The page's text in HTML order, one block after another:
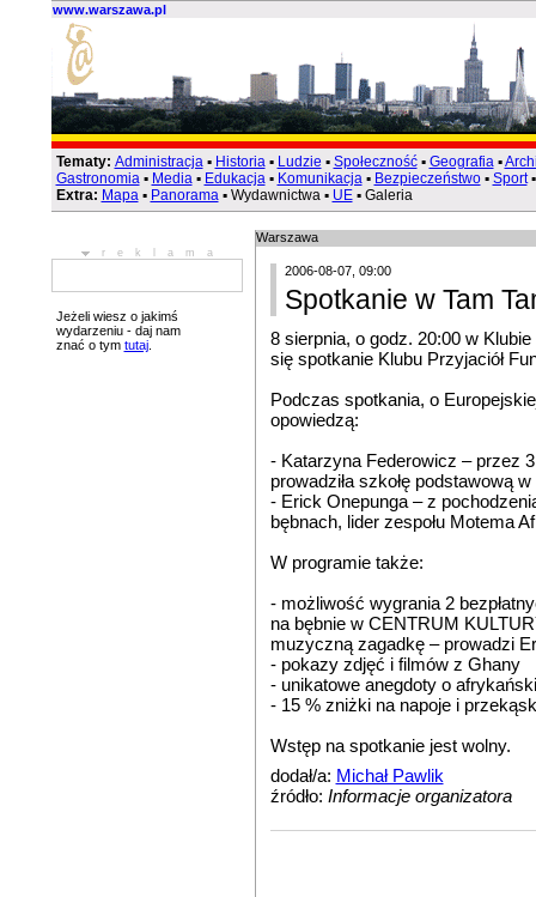
www.warszawa.pl
Tematy: Administracja▪ Historia▪ Ludzie ▪ Społeczność▪ Geografia▪
Gastronomia▪ Media▪ Edukacja▪ Komunikacja▪ Bezpieczeństwo▪ Sport
Extra: Mapa▪ Panorama▪ Wydawnictwa ▪ UE▪ Galeria
Warszawa
reklama
Jeżeli wiesz o jakimś
wydarzeniu - daj nam
znać o tym tutaj.
2006-08-07, 09:00
Spotkanie w Tam
8 sierpnia, o godz. 20:00 w
się spotkanie Klubu Przyjaciół
Podczas spotkania, o
opowiedzą:
- Katarzyna Federowicz – przez
prowadziła szkołę podstawową
- Erick Onepunga – z
bębnach, lider zespołu Motema
W programie także:
- możliwość wygrania 2
na bębnie w CENTRUM
muzyczną zagadkę – prowadzi
- pokazy zdjęć i filmów z Ghany
- unikatowe anegdoty o
- 15 % zniżki na napoje i
Wstęp na spotkanie jest wolny.
dodał/a: Michał Pawlik
źródło: Informacje organizatora